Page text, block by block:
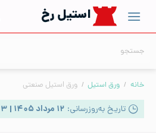
content
استیل رخ
خانه / ورق استیل / ورق استیل صنعتی
تاریخ به‌روزرسانی: ۱۲ مرداد ۱۴۰۵ | ۱۶:۳۳